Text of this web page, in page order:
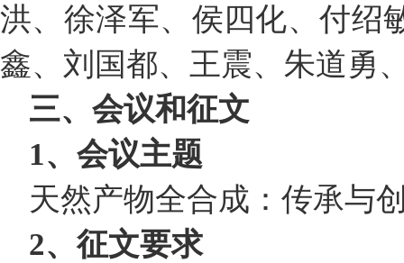
洪、徐泽军、侯四化、付绍
鑫、刘国都、王震、朱道勇
三、会议和征文
1、会议主题
天然产物全合成：传承与
2、征文要求